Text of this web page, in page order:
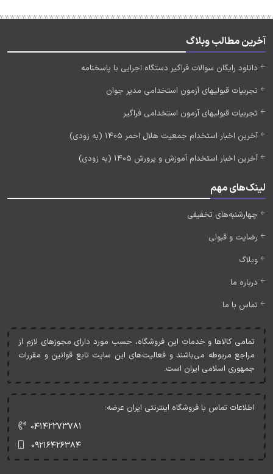
آخرین مطالب وبلاگ
دانلود رایگان سوالات فراگیر دستگاه اجرایی با پاسخنامه
تجربیات قبولیهای آزمون استخدامی مدیر جوان
تجربیات قبولیهای آزمون استخدامی فراگیر
آخرین اخبار استخدام جمعیت هلال احمر 1405 (به زودی)
آخرین اخبار استخدام آموزش و پرورش 1405 (به زودی)
لینک‌های مهم
چهارشنبه‌های تخفیفی
رضایت و قبولی
وبلاگ
درباره ما
تماس با ما
تمامی کالاها و خدمات اين فروشگاه، حسب مورد دارای مجوزهای لازم از
مراجع مربوطه می‌باشند و فعاليت‌های اين سايت تابع قوانين و مقررات
جمهوری اسلامی ايران است.
اطلاعات تماس با فروشگاه اینترنتی ایران عرضه:
۰۴۱۴۲۲۷۳۷۸۱
۰۹۲۱۶۴۲۶۳۸۴